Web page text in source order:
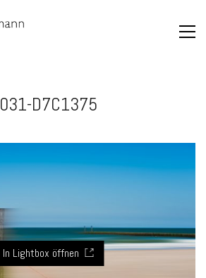
031-D7C1375
In Lightbox öffnen